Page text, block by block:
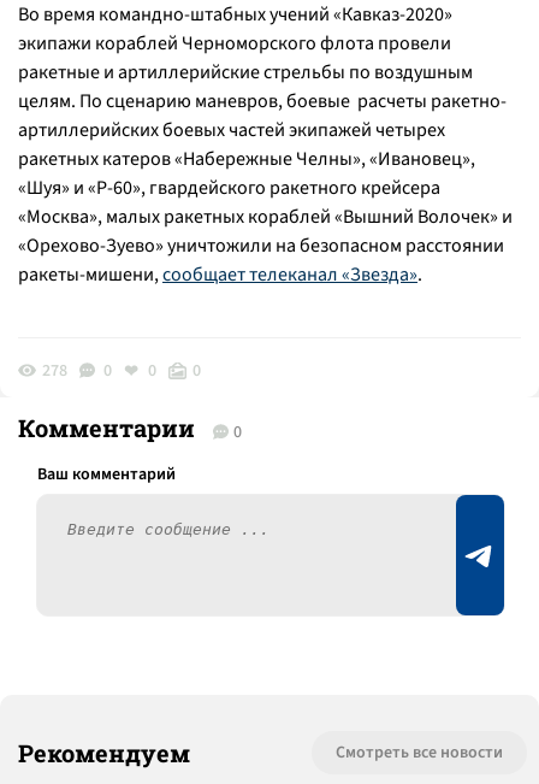
Во время командно-штабных учений «Кавказ-2020»
экипажи кораблей Черноморского флота провели
ракетные и артиллерийские стрельбы по воздушным
целям. По сценарию маневров, боевые расчеты ракетно-
артиллерийских боевых частей экипажей четырех
ракетных катеров «Набережные Челны», «Ивановец»,
«Шуя» и «Р-60», гвардейского ракетного крейсера
«Москва», малых ракетных кораблей «Вышний Волочек» и
«Орехово-Зуево» уничтожили на безопасном расстоянии
ракеты-мишени,сообщает телеканал «Звезда».
278 0 0 0
Комментарии 0
Рекомендуем Смотреть все новости